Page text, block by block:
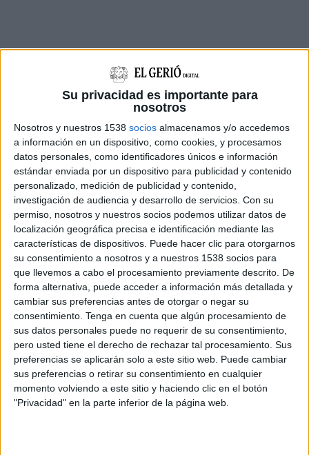
Su privacidad es importante para
nosotros
Nosotros y nuestros 1538 socios almacenamos y/o accedemos
a información en un dispositivo, como cookies, y procesamos
datos personales, como identificadores únicos e información
estándar enviada por un dispositivo para publicidad y contenido
personalizado, medición de publicidad y contenido,
investigación de audiencia y desarrollo de servicios. Con su
permiso, nosotros y nuestros socios podemos utilizar datos de
localización geográfica precisa e identificación mediante las
características de dispositivos. Puede hacer clic para otorgarnos
su consentimiento a nosotros y a nuestros 1538 socios para
que llevemos a cabo el procesamiento previamente descrito. De
forma alternativa, puede acceder a información más detallada y
cambiar sus preferencias antes de otorgar o negar su
consentimiento. Tenga en cuenta que algún procesamiento de
sus datos personales puede no requerir de su consentimiento,
pero usted tiene el derecho de rechazar tal procesamiento. Sus
preferencias se aplicarán solo a este sitio web. Puede cambiar
sus preferencias o retirar su consentimiento en cualquier
momento volviendo a este sitio y haciendo clic en el botón
"Privacidad" en la parte inferior de la página web.
Segons ha informat la concessionària del servei
de ferrocarril aquest dimecres, els nous serveis
sortiran de Barcelona a les 9:30h i a les 14:50h,
mentre que els trens de Figueres sortiran a les
13:10h i a les 17:10h.
Aquestes noves circulacions també efectuaran
parada a Girona i reforçaran la franja del matí
en sentit nord i a la primera hora de la tarda en
ambdós sentits.
ImprimirEnvia
a
un
amic
PDF
ETIQUETES
Avant Barcelona Figueres Girona TAV tren